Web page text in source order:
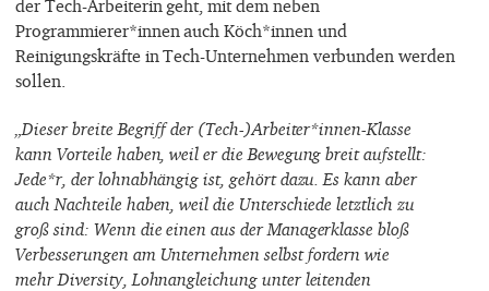
der Tech-Arbeiterin geht, mit dem neben
Programmierer*innen auch Köch*innen und
Reinigungskräfte in Tech-Unternehmen verbunden werden
sollen.
„Dieser breite Begriff der (Tech-)Arbeiter*innen-Klasse
kann Vorteile haben, weil er die Bewegung breit aufstellt:
Jede*r, der lohnabhängig ist, gehört dazu. Es kann aber
auch Nachteile haben, weil die Unterschiede letztlich zu
groß sind: Wenn die einen aus der Managerklasse bloß
Verbesserungen am Unternehmen selbst fordern wie
mehr Diversity, Lohnangleichung unter leitenden